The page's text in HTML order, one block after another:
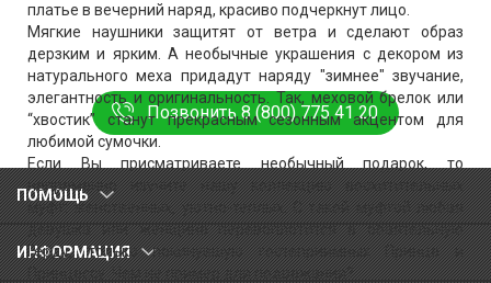
платье в вечерний наряд, красиво подчеркнут лицо.
Мягкие наушники защитят от ветра и сделают образ
дерзким и ярким. А необычные украшения с декором из
натурального меха придадут наряду "зимнее" звучание,
элегантность и оригинальность. Так, меховой брелок или
“хвостик” станут прекрасным сезонным акцентом для
любимой сумочки.
Если Вы присматриваете необычный подарок, то
непременно изучите нашу коллекцию восхитительных
муфт: женственных, уютно-теплых. С такой муфтой любая
девушка или женщина перевоплотится в обаятельную
Герду, только покинувшую гостеприимных Принца и
Принцессу. Чем не пример для подражания?
Позвонить 8 (800) 775 41 20
ПОМОЩЬ
ИНФОРМАЦИЯ